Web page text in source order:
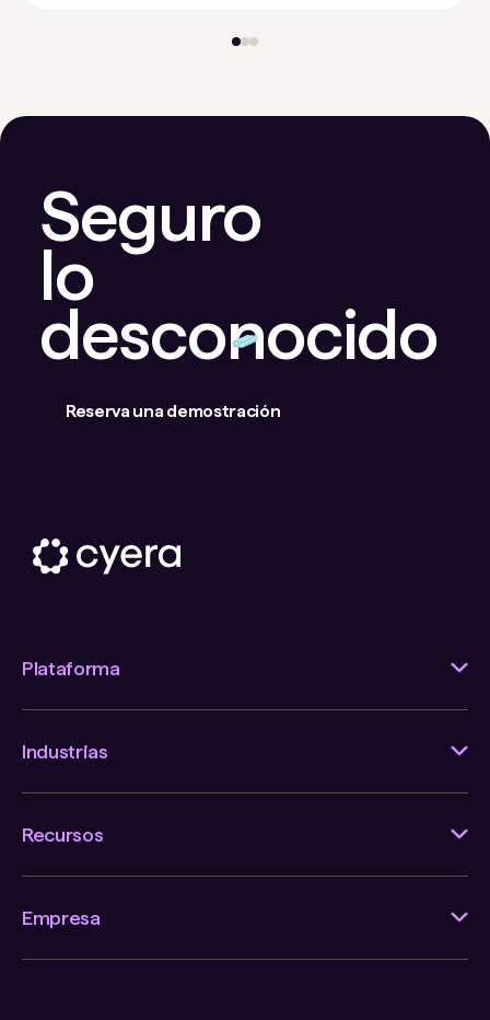
Seguro
lo
desconocido
Reserva una demostración
Plataforma
Industrias
Recursos
Empresa